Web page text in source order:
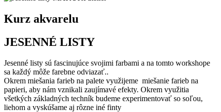
Kurz akvarelu
JESENNÉ LISTY
Jesenné listy sú fascinujúce svojimi farbami a na tomto workshope
sa každý môže farebne odviazať..
Okrem miešania farieb na palete využijeme miešanie farieb na
papieri, aby nám vznikali zaujímavé efekty. Okrem využitia
všetkých základných techník budeme experimentovať so soľou,
liehom a vyskúšame aj rôzne iné finty